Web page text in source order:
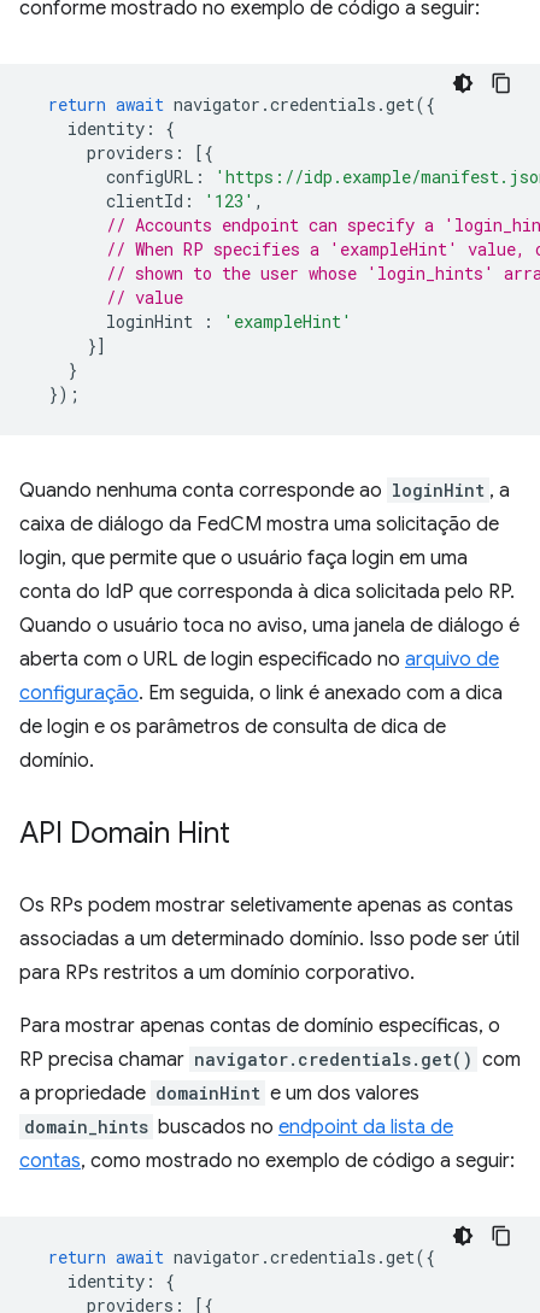
conforme mostrado no exemplo de código a seguir:
return await navigator .credentials .get({
identity :
{
providers :
[{
configURL :
'https://idp.example/
clientId : '123' ,
// Accounts endpoint can specify a
// When RP specifies a 'exampleHint' value,
// shown to the user whose 'login_hints'
// value
loginHint
:
'exampleHint'
}]
}
});
Quando nenhuma conta corresponde ao loginHint , a
caixa de diálogo da FedCM mostra uma solicitação de
login, que permite que o usuário faça login em uma
conta do IdP que corresponda à dica solicitada pelo RP.
Quando o usuário toca no aviso, uma janela de diálogo é
aberta com o URL de login especificado no arquivo de
configuração. Em seguida, o link é anexado com a dica
de login e os parâmetros de consulta de dica de
domínio.
API Domain Hint
Os RPs podem mostrar seletivamente apenas as contas
associadas a um determinado domínio. Isso pode ser útil
para RPs restritos a um domínio corporativo.
Para mostrar apenas contas de domínio específicas, o
RP precisa chamar navigator.credentials.get() com
a propriedade domainHint e um dos valores
domain_hints buscados no endpoint da lista de
contas, como mostrado no exemplo de código a seguir:
return await navigator .credentials .get({
identity :
{
providers :
[{